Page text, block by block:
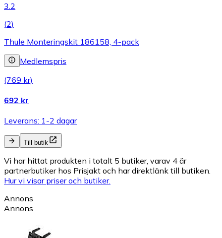
3.2
(2)
Thule Monteringskit 186158, 4-pack
Medlemspris
(769 kr)
692 kr
Leverans: 1-2 dagar
Till butik
Vi har hittat produkten i totalt 5 butiker, varav 4 är
partnerbutiker hos Prisjakt och har direktlänk till butiken.
Hur vi visar priser och butiker.
Annons
Annons